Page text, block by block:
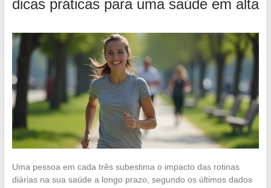
dicas práticas para uma saúde em alta
Uma pessoa em cada três subestima o impacto das rotinas
diárias na sua saúde a longo prazo, segundo os últimos dados